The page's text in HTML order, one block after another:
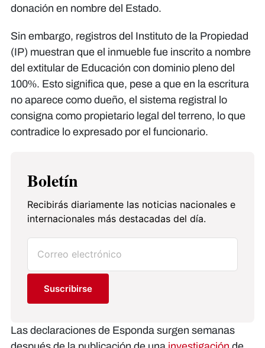
donación en nombre del Estado.
Sin embargo, registros del Instituto de la Propiedad
(IP) muestran que el inmueble fue inscrito a nombre
del extitular de Educación con dominio pleno del
100%. Esto significa que, pese a que en la escritura
no aparece como dueño, el sistema registral lo
consigna como propietario legal del terreno, lo que
contradice lo expresado por el funcionario.
Boletín
Recibirás diariamente las noticias nacionales e
internacionales más destacadas del día.
Suscribirse
Las declaraciones de Esponda surgen semanas